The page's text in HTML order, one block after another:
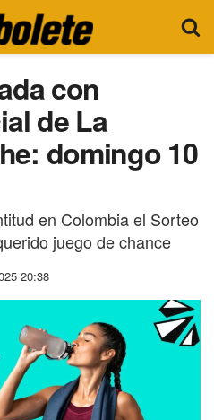
con
de La
domingo 10
en Colombia el Sorteo
juego de chance
20:38